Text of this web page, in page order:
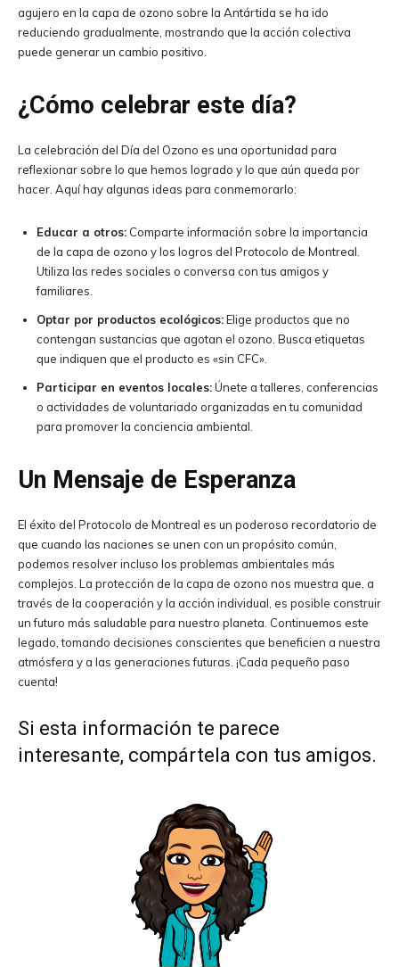
agujero en la capa de ozono sobre la Antártida se ha ido
reduciendo gradualmente, mostrando que la acción colectiva
puede generar un cambio positivo.
¿Cómo celebrar este día?
La celebración del Día del Ozono es una oportunidad para
reflexionar sobre lo que hemos logrado y lo que aún queda por
hacer. Aquí hay algunas ideas para conmemorarlo:
Educar a otros: Comparte información sobre la importancia
de la capa de ozono y los logros del Protocolo de Montreal.
Utiliza las redes sociales o conversa con tus amigos y
familiares.
Optar por productos ecológicos:Elige productos que no
contengan sustancias que agotan el ozono. Busca etiquetas
que indiquen que el producto es «sin CFC».
Participar en eventos locales:Únete a talleres, conferencias
o actividades de voluntariado organizadas en tu comunidad
para promover la conciencia ambiental.
Un Mensaje de Esperanza
El éxito del Protocolo de Montreal es un poderoso recordatorio de
que cuando las naciones se unen con un propósito común,
podemos resolver incluso los problemas ambientales más
complejos. La protección de la capa de ozono nos muestra que, a
través de la cooperación y la acción individual, es posible construir
un futuro más saludable para nuestro planeta. Continuemos este
legado, tomando decisiones conscientes que beneficien a nuestra
atmósfera y a las generaciones futuras. ¡Cada pequeño paso
cuenta!
Si esta información te parece
interesante, compártela con tus amigos.